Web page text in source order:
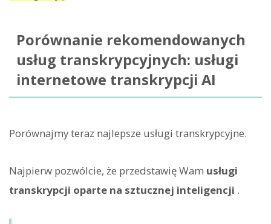
Porównanie rekomendowanych
usług transkrypcyjnych: usługi
internetowe transkrypcji AI
Porównajmy teraz najlepsze usługi transkrypcyjne.
Najpierw pozwólcie, że przedstawię Wam usługi
transkrypcji oparte na sztucznej inteligencji .